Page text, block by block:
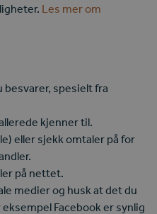
Les mer om
spesielt fra
kjenner til.
eller sjekk omtaler på for
på nettet.
medier og husk at det du
Facebook er synlig